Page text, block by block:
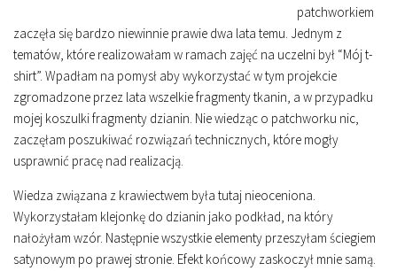
patchworkiem
zaczęła się bardzo niewinnie prawie dwa lata temu. Jednym z
tematów, które realizowałam w ramach zajęć na uczelni był “Mój t-
shirt”. Wpadłam na pomysł aby wykorzystać w tym projekcie
zgromadzone przez lata wszelkie fragmenty tkanin, a w przypadku
mojej koszulki fragmenty dzianin. Nie wiedząc o patchworku nic,
zaczęłam poszukiwać rozwiązań technicznych, które mogły
usprawnić pracę nad realizacją.
Wiedza związana z krawiectwem była tutaj nieoceniona.
Wykorzystałam klejonkę do dzianin jako podkład, na który
nałożyłam wzór. Następnie wszystkie elementy przeszyłam ściegiem
satynowym po prawej stronie. Efekt końcowy zaskoczył mnie samą.